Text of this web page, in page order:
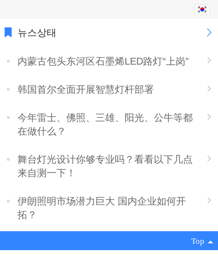
Español
ภาษาไทย
français
Deutsch
뉴스상태
内蒙古包头东河区石墨烯LED路灯“上岗”
韩国首尔全面开展智慧灯杆部署
今年雷士、佛照、三雄、阳光、公牛等都
在做什么？
舞台灯光设计你够专业吗？看看以下几点
来自测一下！
伊朗照明市场潜力巨大 国内企业如何开
拓？
Top